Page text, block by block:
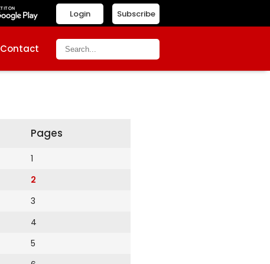
Subscribe
Login
Contact
Pages
1
2
3
4
5